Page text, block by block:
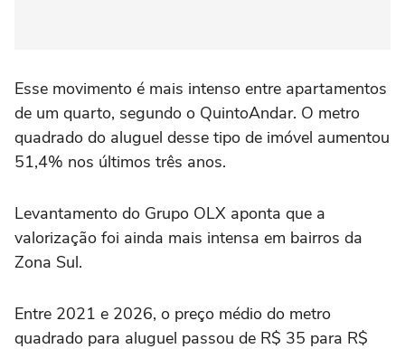
Esse movimento é mais intenso entre apartamentos
de um quarto, segundo o QuintoAndar. O metro
quadrado do aluguel desse tipo de imóvel aumentou
51,4% nos últimos três anos.
Levantamento do Grupo OLX aponta que a
valorização foi ainda mais intensa em bairros da
Zona Sul.
Entre 2021 e 2026, o preço médio do metro
quadrado para aluguel passou de R$ 35 para R$